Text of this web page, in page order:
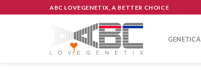
to
ABC LOVEGENETIX, A BETTER CHOICE
GENETICA